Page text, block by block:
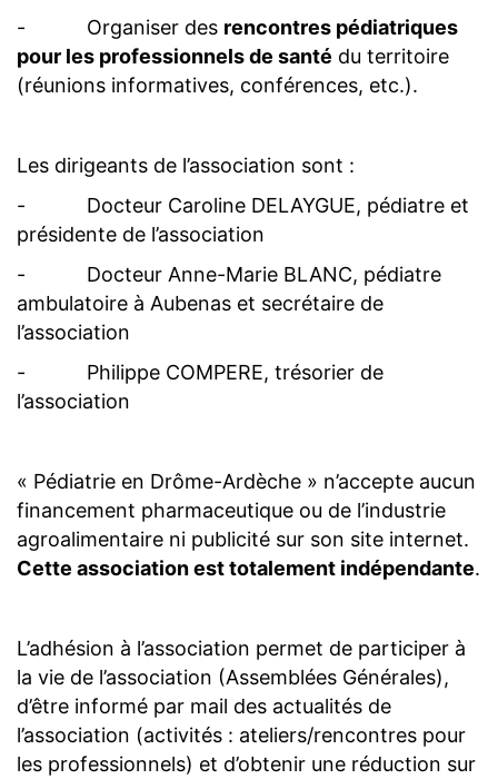
- Organiser des rencontres pédiatriques
pour les professionnels de santé du territoire
(réunions informatives, conférences, etc.).
Les dirigeants de l’association sont :
- Docteur Caroline DELAYGUE, pédiatre et
présidente de l’association
- Docteur Anne-Marie BLANC, pédiatre
ambulatoire à Aubenas et secrétaire de
l’association
- Philippe COMPERE, trésorier de
l’association
« Pédiatrie en Drôme-Ardèche » n’accepte aucun
financement pharmaceutique ou de l’industrie
agroalimentaire ni publicité sur son site internet.
Cette association est totalement indépendante.
L’adhésion à l’association permet de participer à
la vie de l’association (Assemblées Générales),
d’être informé par mail des actualités de
l’association (activités : ateliers/rencontres pour
les professionnels) et d’obtenir une réduction sur